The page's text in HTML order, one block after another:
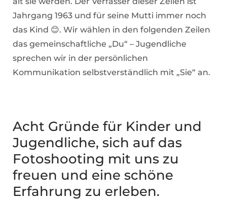
Jahrgang 1963 und für seine Mutti immer noch
das Kind 😊. Wir wählen in den folgenden Zeilen
das gemeinschaftliche „Du“ – Jugendliche
sprechen wir in der persönlichen
Kommunikation selbstverständlich mit „Sie“ an.
Acht Gründe für Kinder und
Jugendliche, sich auf das
Fotoshooting mit uns zu
freuen und eine schöne
Erfahrung zu erleben.